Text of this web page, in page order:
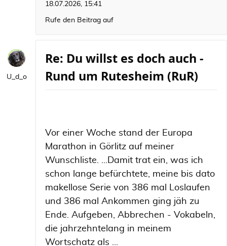
18.07.2026, 15:41
Rufe den Beitrag auf
U_d_o
Re: Du willst es doch auch -
Rund um Rutesheim (RuR)
Vor einer Woche stand der Europa
Marathon in Görlitz auf meiner
Wunschliste. ...Damit trat ein, was ich
schon lange befürchtete, meine bis dato
makellose Serie von 386 mal Loslaufen
und 386 mal Ankommen ging jäh zu
Ende. Aufgeben, Abbrechen - Vokabeln,
die jahrzehntelang in meinem
Wortschatz als ...